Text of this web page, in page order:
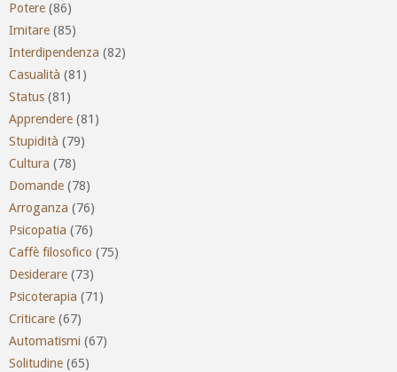
Potere (86)
Imitare (85)
Interdipendenza (82)
Casualità (81)
Status (81)
Apprendere (81)
Stupidità (79)
Cultura (78)
Domande (78)
Arroganza (76)
Psicopatia (76)
Caffè filosofico (75)
Desiderare (73)
Psicoterapia (71)
Criticare (67)
Automatismi (67)
Solitudine (65)